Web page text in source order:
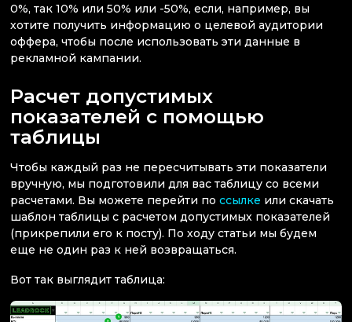
0%, так 10% или 50% или -50%, если, например, вы
хотите получить информацию о целевой аудитории
оффера, чтобы после использовать эти данные в
рекламной кампании.
Расчет допустимых
показателей с помощью
таблицы
Чтобы каждый раз не пересчитывать эти показатели
вручную, мы подготовили для вас таблицу со всеми
расчетами. Вы можете перейти по ссылке или скачать
шаблон таблицы с расчетом допустимых показателей
(прикрепили его к посту). По ходу статьи мы будем
еще не один раз к ней возвращаться.
Вот так выглядит таблица: